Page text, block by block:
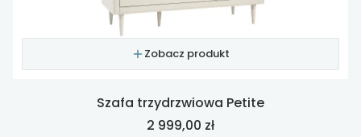
Zobacz produkt
Szafa trzydrzwiowa Petite
Cena
2 999,00 zł